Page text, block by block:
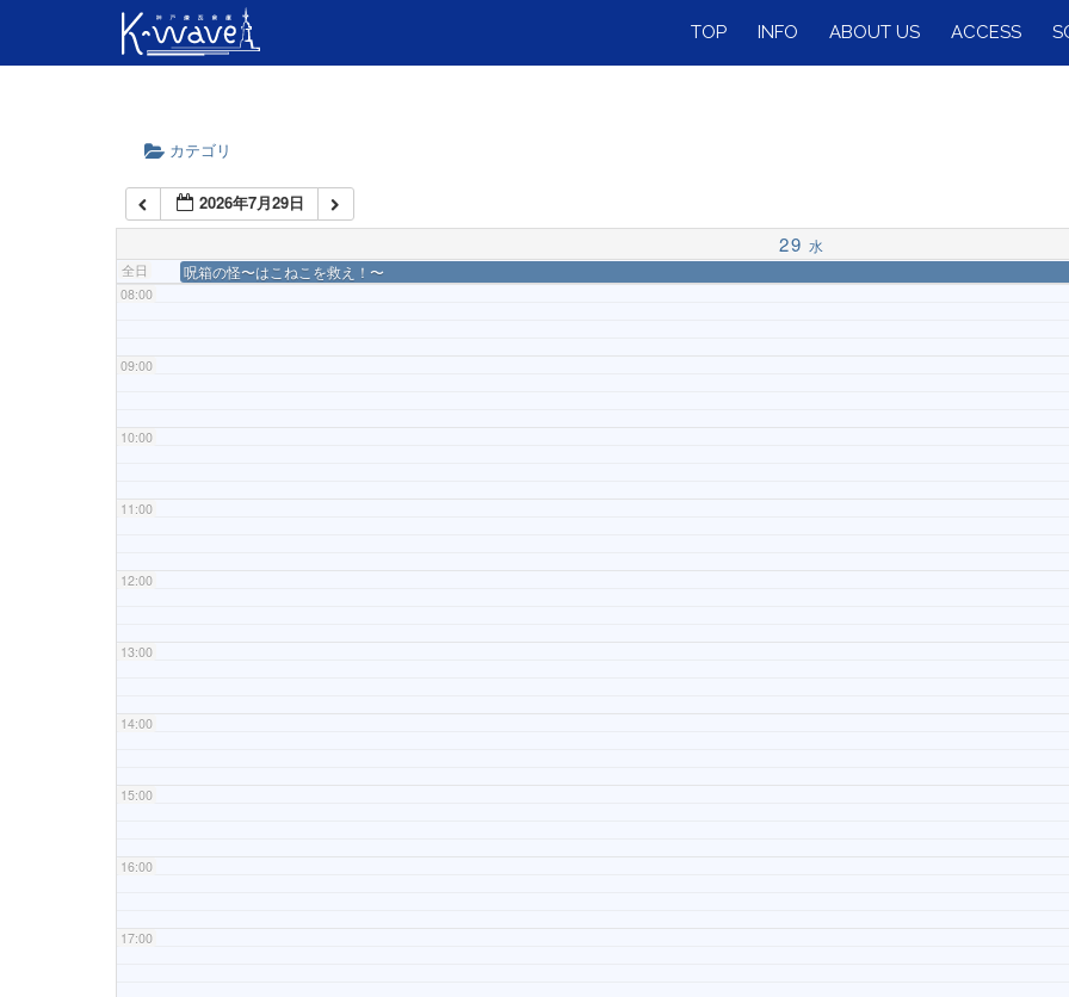
TOP INFO ABOUT US ACCESS
カテゴリ
2026年7月29日
29 水
全日 呪箱の怪〜はこねこを救え！〜
04:00
06:00
07:00
08:00
09:00
10:00
11:00
12:00
13:00
14:00
15:00
16:00
17:00